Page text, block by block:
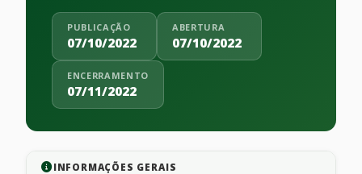
PUBLICAÇÃO
07/10/2022
ABERTURA
07/10/2022
ENCERRAMENTO
07/11/2022
INFORMAÇÕES GERAIS